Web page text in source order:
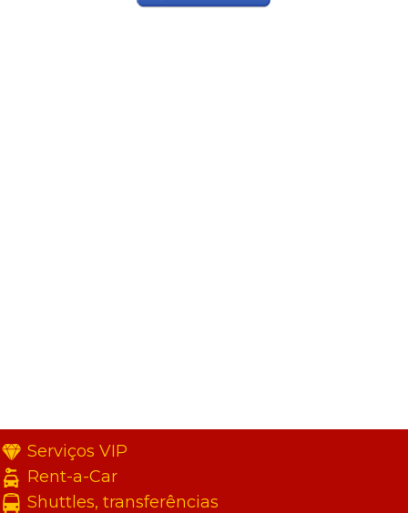
Serviços VIP
Rent-a-Car
Shuttles, transferências